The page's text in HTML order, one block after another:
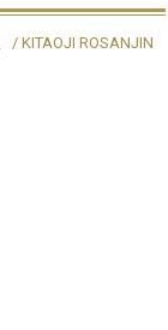
/ KITAOJI ROSANJIN